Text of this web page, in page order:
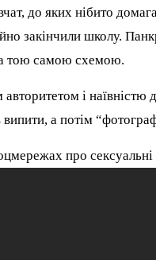
до яких нібито
закінчили школу.
тою самою схемою.
і наївністю
а потім
про